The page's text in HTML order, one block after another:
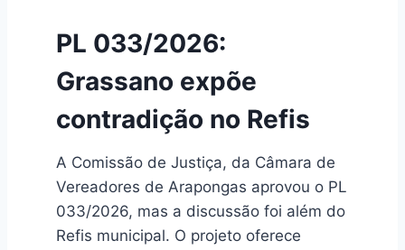
PL 033/2026:
Grassano expõe
contradição no Refis
A Comissão de Justiça, da Câmara de
Vereadores de Arapongas aprovou o PL
033/2026, mas a discussão foi além do
Refis municipal. O projeto oferece